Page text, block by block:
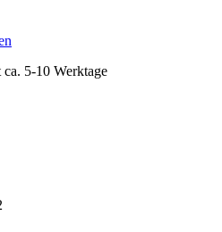
5-10 Werktage